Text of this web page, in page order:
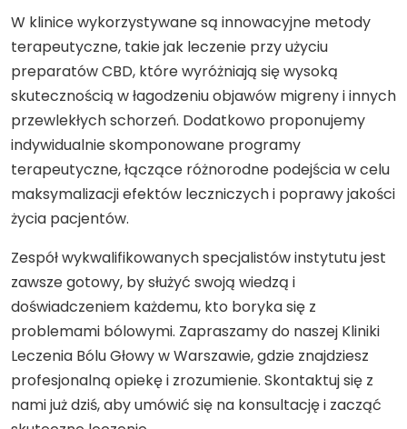
W klinice wykorzystywane są innowacyjne metody
terapeutyczne, takie jak leczenie przy użyciu
preparatów CBD, które wyróżniają się wysoką
skutecznością w łagodzeniu objawów migreny i innych
przewlekłych schorzeń. Dodatkowo proponujemy
indywidualnie skomponowane programy
terapeutyczne, łączące różnorodne podejścia w celu
maksymalizacji efektów leczniczych i poprawy jakości
życia pacjentów.
Zespół wykwalifikowanych specjalistów instytutu jest
zawsze gotowy, by służyć swoją wiedzą i
doświadczeniem każdemu, kto boryka się z
problemami bólowymi. Zapraszamy do naszej Kliniki
Leczenia Bólu Głowy w Warszawie, gdzie znajdziesz
profesjonalną opiekę i zrozumienie. Skontaktuj się z
nami już dziś, aby umówić się na konsultację i zacząć